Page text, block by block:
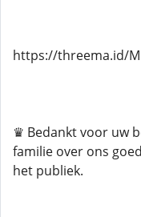
https://threema.id/
♛ Bedankt voor uw
familie over ons
het publiek.